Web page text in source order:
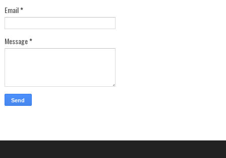
Email*
Message*